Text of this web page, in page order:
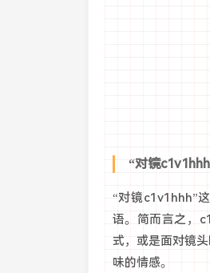
“对镜
“对镜c1v1hhh”
语。简而言之，
式，或是面对镜
味的情感。